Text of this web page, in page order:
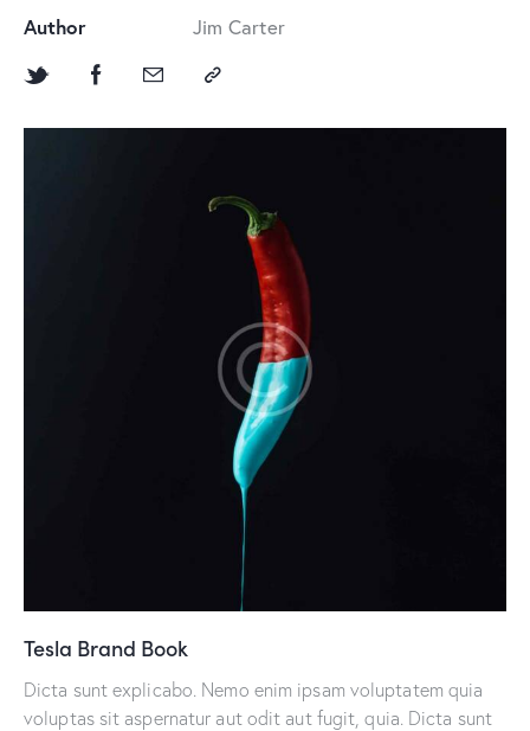
Tesla Brand Book
Dicta sunt explicabo. Nemo enim ipsam voluptatem quia
voluptas sit aspernatur aut odit aut fugit, quia. Dicta sunt
Author
Jim Carter